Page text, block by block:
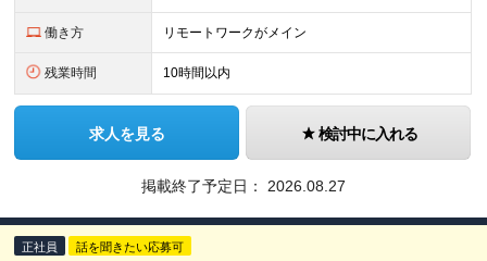
働き方 リモートワークがメイン
残業時間 10時間以内
求人を見る 検討中に入れる
掲載終了予定日： 2026.08.27
正社員 話を聞きたい応募可